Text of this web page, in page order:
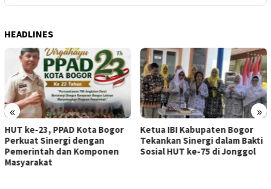
HEADLINES
« »
HUT ke-23, PPAD Kota Bogor
Perkuat Sinergi dengan
Pemerintah dan Komponen
Masyarakat
Ketua IBI Kabupaten Bogor
Tekankan Sinergi dalam Bakti
Sosial HUT ke-75 di Jonggol